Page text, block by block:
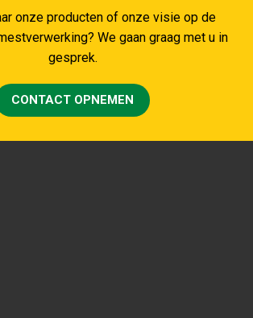
onze producten of onze visie op de
We gaan graag met u in
gesprek.
CONTACT OPNEMEN